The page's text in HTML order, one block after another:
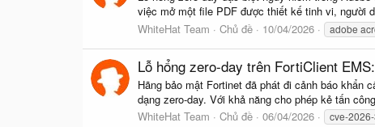
việc mở một file PDF được thiết kế tinh vi, người
WhiteHat Team
Chủ đề 10/04/2026 adobe
Lỗ hổng zero-day trên FortiClient
Hãng bảo mật Fortinet đã phát đi cảnh báo khẩn
dạng zero-day. Với khả năng cho phép kẻ tấn
WhiteHat Team
Chủ đề 06/04/2026 cve-